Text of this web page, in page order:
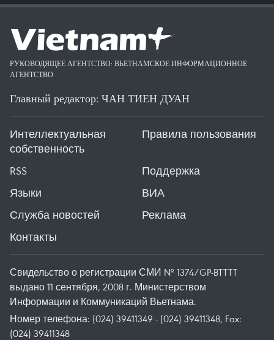
РУКОВОДЯЩЕЕ АГЕНТСТВО: ВЬЕТНАМСКОЕ ИНФОРМАЦИОННОЕ
АГЕНТСТВО
Главный редактор: ЧАН ТИЕН ДУАН
Интеллектуальная
собственность
Правила пользования
RSS
Поддержка
Языки
ВИА
Служба новостей
Реклама
Контакты
Свидельство о регистрации СМИ № 1374/GP-BTTTT
выдано 11 сентября, 2008 г. Министерством
Информации и Коммуникаций Вьетнама.
Номер телефона: (024) 39411349 - (024) 39411348, Fax:
(024) 39411348